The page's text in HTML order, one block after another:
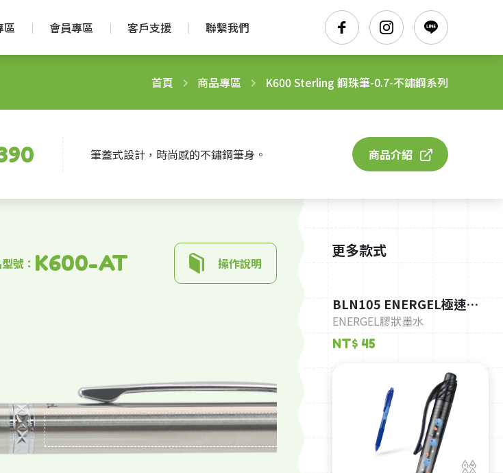
區 會員專區 客戶支援 聯繫我們
首頁 商品專區 K600 Sterling 鋼珠筆-0.7-不鏽鋼系列
筆蓋式設計，時尚感的不鏽鋼筆身。 商品介紹
號： K600-AT 操作說明
更多款式
BLN105 ENERGEL極速鋼
珠筆-0.5-黑桿
ENERGEL膠狀墨水
NT$ 45